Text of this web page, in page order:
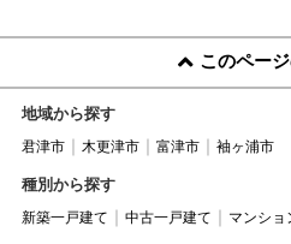
このペー
地域から探す
君津市 木更津市 富津市 袖ヶ浦市
種別から探す
新築一戸建て 中古一戸建て マンショ